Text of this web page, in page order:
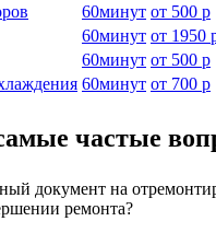
60минут от 500 р
60минут от 1950
60минут от 500 р
60минут от 700 р
частые
документ на
ремонта?